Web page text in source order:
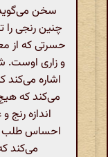
سخن می‌گوید
چنین رنجی
حسرتی که از
و زاری اوست.
اشاره می‌کند
می‌کند که
اندازه
احساس طلب و
می‌کند